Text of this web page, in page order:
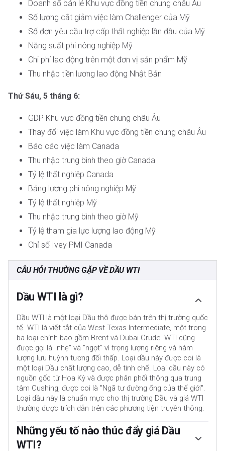
Doanh số bán lẻ Khu vực đồng tiền chung châu Âu
Số lượng cắt giảm việc làm Challenger của Mỹ
Số đơn yêu cầu trợ cấp thất nghiệp lần đầu của Mỹ
Năng suất phi nông nghiệp Mỹ
Chi phí lao động trên một đơn vị sản phẩm Mỹ
Thu nhập tiền lương lao động Nhật Bản
Thứ Sáu, 5 tháng 6:
GDP Khu vực đồng tiền chung châu Âu
Thay đổi việc làm Khu vực đồng tiền chung châu Âu
Báo cáo việc làm Canada
Thu nhập trung bình theo giờ Canada
Tỷ lệ thất nghiệp Canada
Bảng lương phi nông nghiệp Mỹ
Tỷ lệ thất nghiệp Mỹ
Thu nhập trung bình theo giờ Mỹ
Tỷ lệ tham gia lực lượng lao động Mỹ
Chỉ số Ivey PMI Canada
CÂU HỎI THƯỜNG GẶP VỀ DẦU WTI
Dầu WTI là gì?
Dầu WTI là một loại Dầu thô được bán trên thị trường quốc
tế. WTI là viết tắt của West Texas Intermediate, một trong
ba loại chính bao gồm Brent và Dubai Crude. WTI cũng
được gọi là "nhẹ" và "ngọt" vì trọng lượng riêng và hàm
lượng lưu huỳnh tương đối thấp. Loại dầu này được coi là
một loại Dầu chất lượng cao, dễ tinh chế. Loại dầu này có
nguồn gốc từ Hoa Kỳ và được phân phối thông qua trung
tâm Cushing, được coi là "Ngã tư đường ống của thế giới".
Loại dầu này là chuẩn mực cho thị trường Dầu và giá WTI
thường được trích dẫn trên các phương tiện truyền thông.
Những yếu tố nào thúc đẩy giá Dầu
WTI?